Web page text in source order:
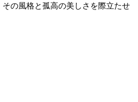
の風格と孤高の美しさを際立たせ